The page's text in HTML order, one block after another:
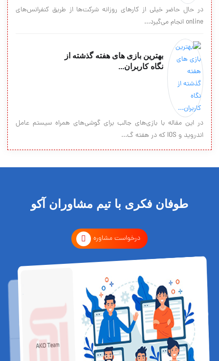
در حال حاضر خیلی از کارهای روزانه شرکت‌ها از طریق کنفرانس‌های
online انجام می‌گیرد...
بهترین بازی های هفته گذشته از
نگاه کاربران...
در این مقاله با بازی‌های جالب برای گوشی‌های همراه سیستم عامل
اندروید و IOS که در هفته گ...
طوفان فکری با تیم مشاوران آکو
درخواست مشاوره